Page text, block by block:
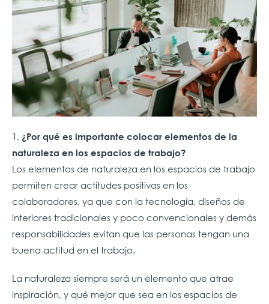
1. ¿Por qué es importante colocar elementos de la
naturaleza en los espacios de trabajo?
Los elementos de naturaleza en los espacios de trabajo
permiten crear actitudes positivas en los
colaboradores, ya que con la tecnología, diseños de
interiores tradicionales y poco convencionales y demás
responsabilidades evitan que las personas tengan una
buena actitud en el trabajo.
La naturaleza siempre será un elemento que atrae
inspiración, y qué mejor que sea en los espacios de